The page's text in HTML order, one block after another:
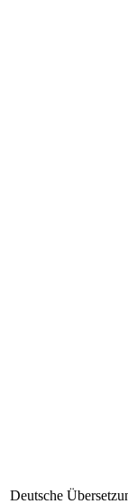
Deutsche